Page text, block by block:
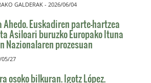
GALDERAK - 2026/06/04
Ahedo. Euskadiren parte-hartzea
Asiloari buruzko Europako Ituna
Nazionalaren prozesuan
05/27
osoko bilkuran. Igotz López.